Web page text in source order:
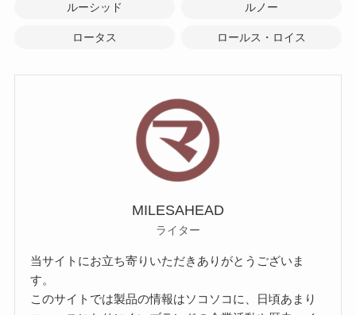
ルーシッド ルノー
ロータス ロールス・ロイス
MILESAHEAD
ライター
当サイトにお立ち寄りいただきありがとうございま
す。
このサイトでは製品の情報はソコソコに、日頃あまり